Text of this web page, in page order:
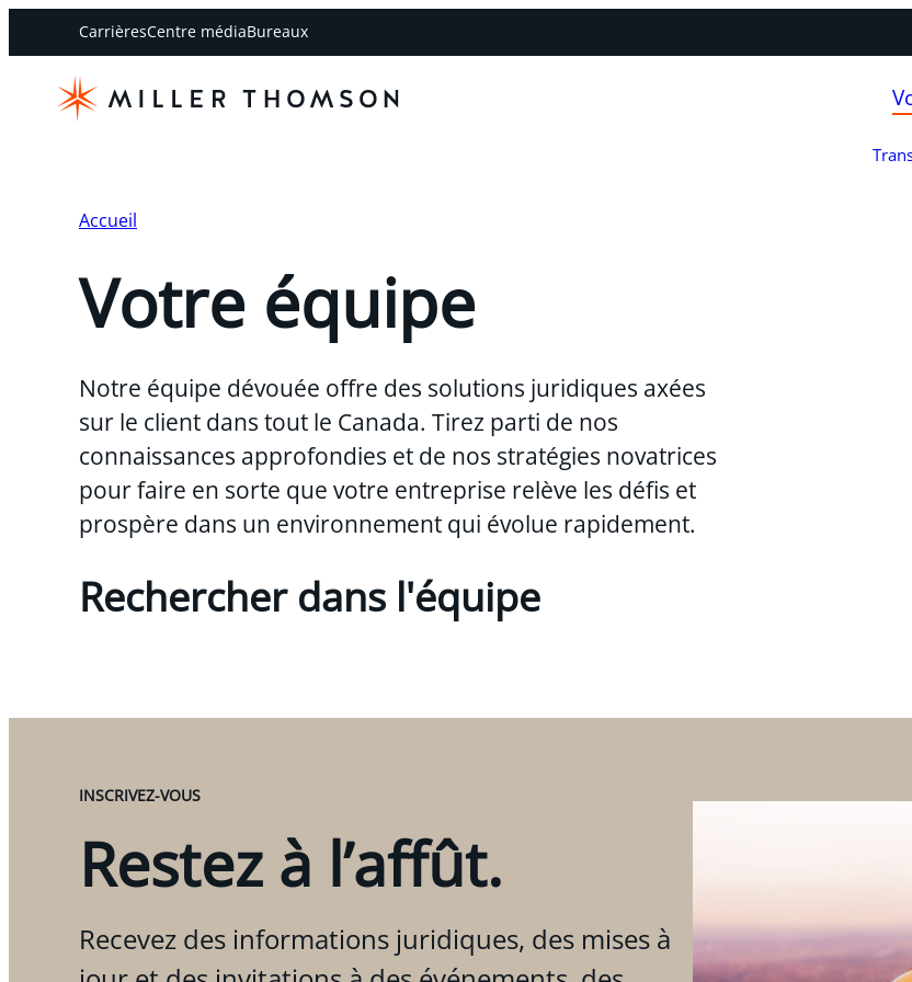
CarrièresCentre médiaBureaux
Accueil
Votre équipe
Notre équipe dévouée offre des solutions juridiques axées
sur le client dans tout le Canada. Tirez parti de nos
connaissances approfondies et de nos stratégies novatrices
pour faire en sorte que votre entreprise relève les défis et
prospère dans un environnement qui évolue rapidement.
Rechercher dans l'équipe
INSCRIVEZ-VOUS
Restez à l’affût.
Recevez des informations juridiques, des mises à